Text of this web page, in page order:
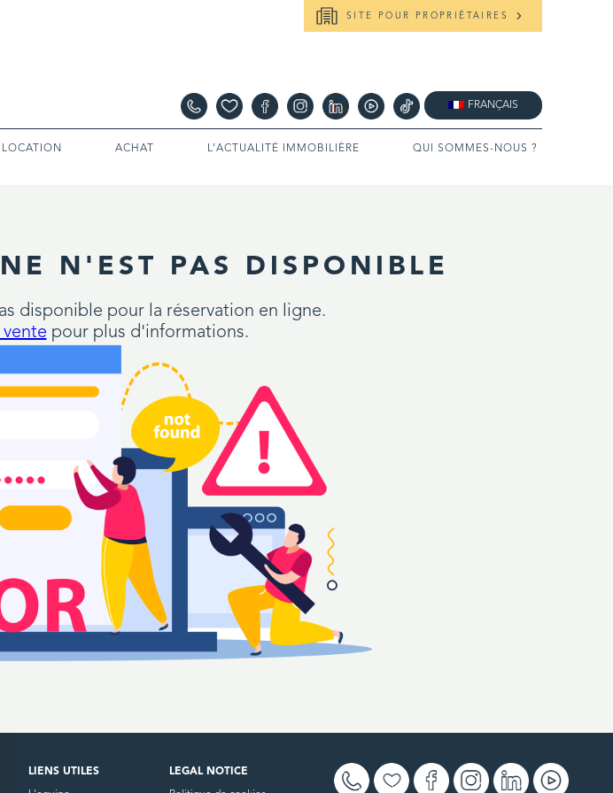
SITE POUR PROPRIÉTAIRES
FRANÇAIS
LOCATION ACHAT L’ACTUALITÉ IMMOBILIÈRE QUI SOMMES-NOUS ?
N'EST PAS DISPONIBLE
disponible pour la réservation en ligne.
pour plus d'informations.
LIENS UTILES LEGAL NOTICE